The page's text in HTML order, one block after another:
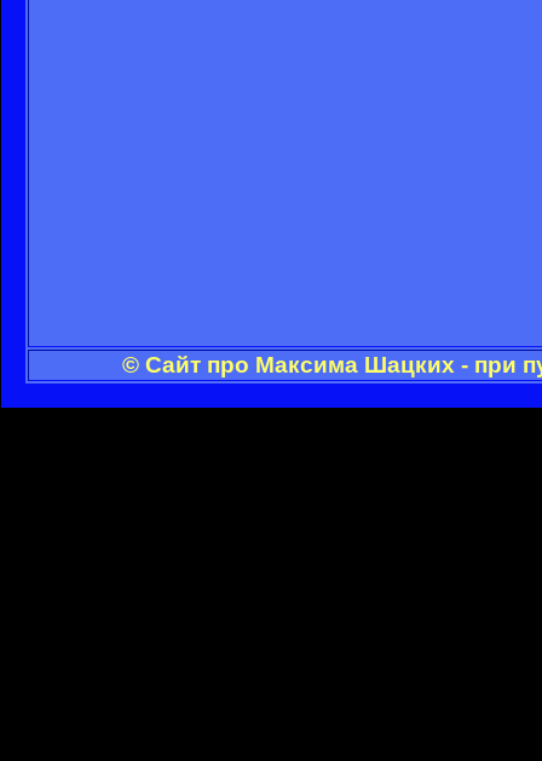
© Сайт про Максима Шацких - при